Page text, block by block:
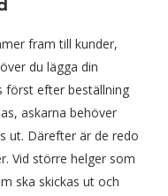
fram till kunder,
du lägga din
först efter beställning
askarna behöver
ut. Därefter är de redo
Vid större helger som
ska skickas ut och